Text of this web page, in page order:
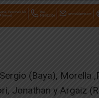
(Baya), Morella
Jonathan y Argaiz